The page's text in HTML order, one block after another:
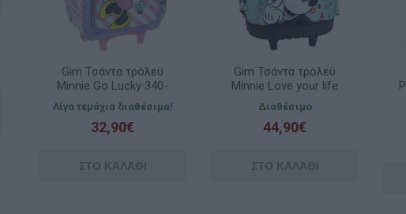
Gim Τσάντα τρόλεϋ
Minnie Go Lucky 340-
41074
Λίγα τεμάχια διαθέσιμα!
32,90€
Gim Τσάντα τρόλεϋ
Minnie Love your life
340-32078
Διαθέσιμο
44,90€